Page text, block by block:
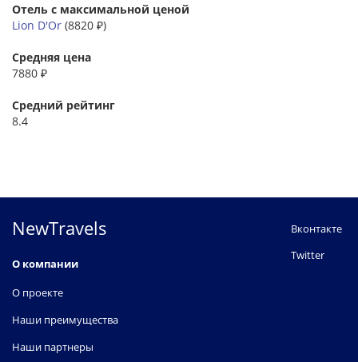
Отель с максимальной ценой
Lion D'Or (8820 ₽)
Средняя цена
7880 ₽
Средний рейтинг
8.4
NewTravels
О компании
О проекте
Наши преимущества
Наши партнеры
Вконтакте
Twitter